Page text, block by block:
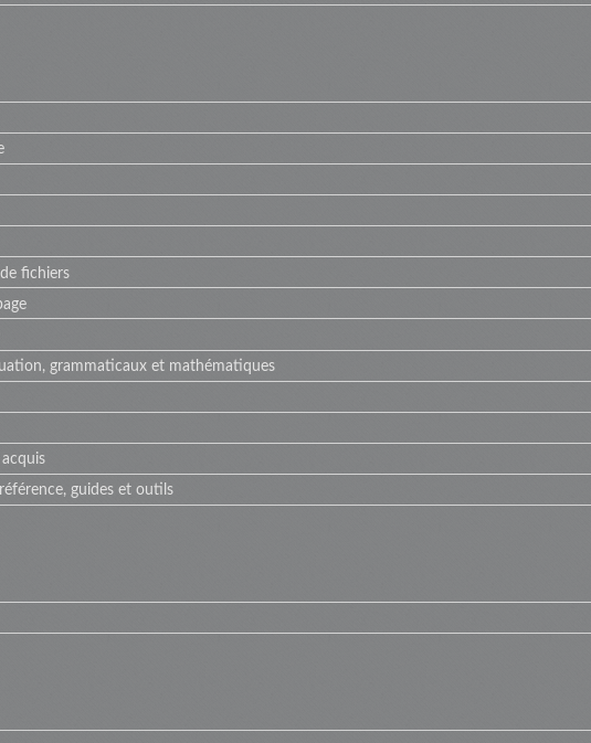
fichiers
grammaticaux et mathématiques
guides et outils